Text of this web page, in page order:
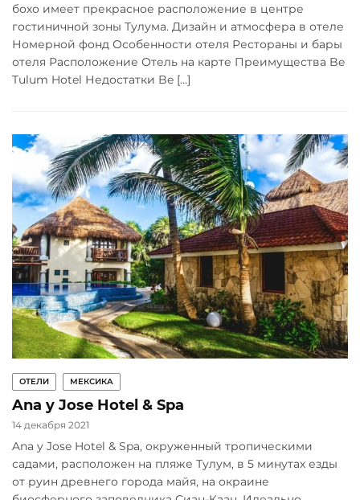
бохо имеет прекрасное расположение в центре
гостиничной зоны Тулума. Дизайн и атмосфера в отеле
Номерной фонд Особенности отеля Рестораны и бары
отеля Расположение Отель на карте Преимущества Be
Tulum Hotel Недостатки Be […]
ОТЕЛИ МЕКСИКА
Ana y Jose Hotel & Spa
14 декабря 2021
Ana y Jose Hotel & Spa, окруженный тропическими
садами, расположен на пляже Тулум, в 5 минутах езды
от руин древнего города майя, на окраине